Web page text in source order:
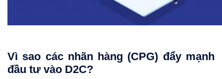
Vì sao các nhãn hàng (CPG) đẩy mạnh
đầu tư vào D2C?